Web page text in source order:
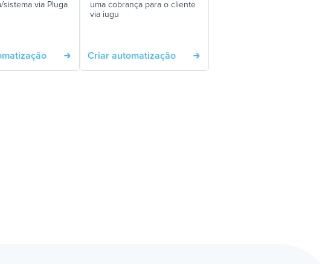
sistema via Pluga
uma cobrança para o cliente
via iugu
Criar automatização